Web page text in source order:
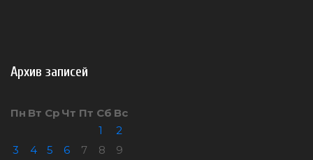
Архив записей
Пн Вт Ср Чт Пт Сб Вс
1
2
3
4 5 6 7 8
9